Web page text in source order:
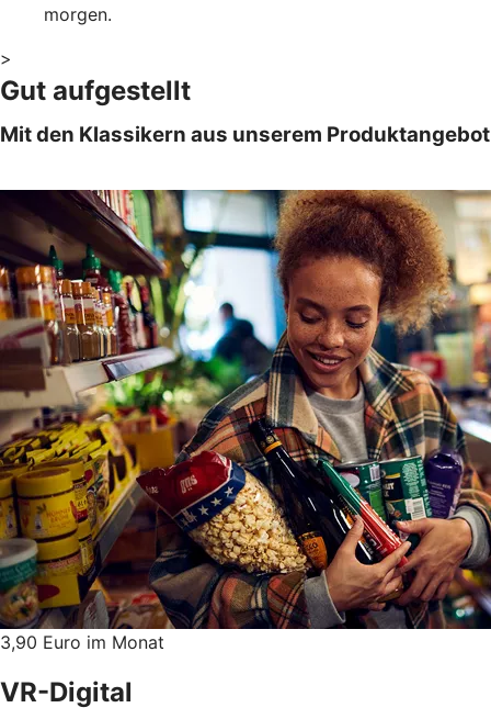
morgen.
>
Gut aufgestellt
Mit den Klassikern aus unserem Produktangebot
3,90 Euro im Monat
VR-Digital